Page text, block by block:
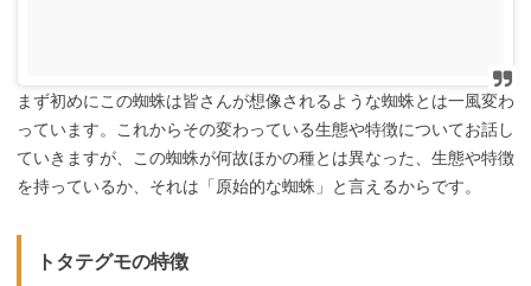
まず初めにこの蜘蛛は皆さんが想像されるような蜘蛛とは一風変わ
っています。これからその変わっている生態や特徴についてお話し
ていきますが、この蜘蛛が何故ほかの種とは異なった、生態や特徴
を持っているか、それは「原始的な蜘蛛」と言えるからです。
トタテグモの特徴